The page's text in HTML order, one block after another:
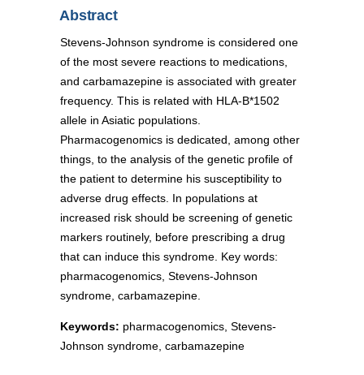
Abstract
Stevens-Johnson syndrome is considered one
of the most severe reactions to medications,
and carbamazepine is associated with greater
frequency. This is related with HLA-B*1502
allele in Asiatic populations.
Pharmacogenomics is dedicated, among other
things, to the analysis of the genetic profile of
the patient to determine his susceptibility to
adverse drug effects. In populations at
increased risk should be screening of genetic
markers routinely, before prescribing a drug
that can induce this syndrome. Key words:
pharmacogenomics, Stevens-Johnson
syndrome, carbamazepine.
Keywords: pharmacogenomics, Stevens-
Johnson syndrome, carbamazepine